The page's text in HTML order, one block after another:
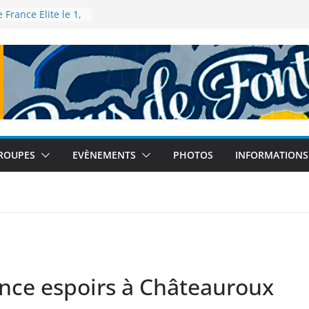
Elite le 1,
2025
– Tour
le 12
Monde à Tokyo
France de semi-
le 14
EVÈNEMENTS PHOTOS INFORMATIONS
espoirs à Châteauroux